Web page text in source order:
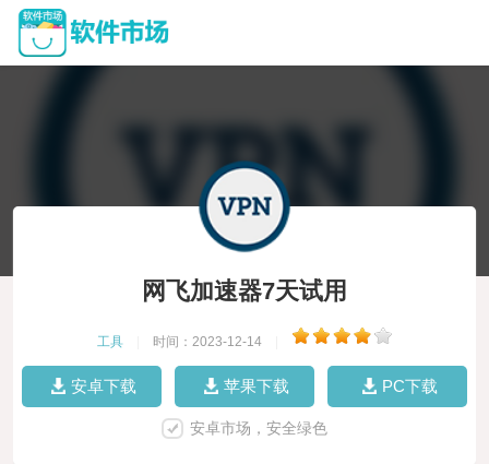
网飞加速器7天试用
工具 时间：2023-12-14
安卓下载 苹果下载 PC下载
安卓市场，安全绿色